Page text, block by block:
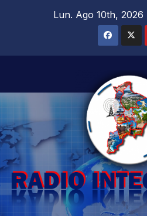
Lun. Ago 10th, 2026